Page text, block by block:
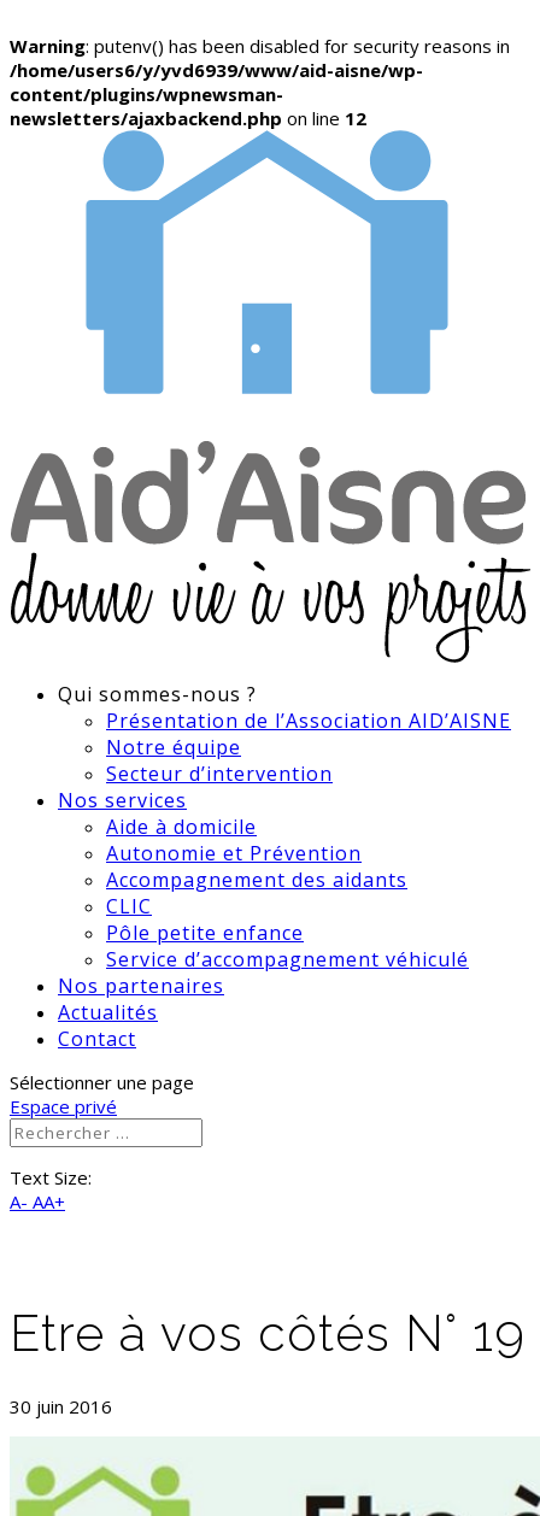
Warning: putenv() has been disabled for security reasons in
/home/users6/y/yvd6939/www/aid-aisne/wp-
content/plugins/wpnewsman-
newsletters/ajaxbackend.php on line 12
Qui sommes-nous ?
Présentation de l’Association AID’AISNE
Notre équipe
Secteur d’intervention
Nos services
Aide à domicile
Autonomie et Prévention
Accompagnement des aidants
CLIC
Pôle petite enfance
Service d’accompagnement véhiculé
Nos partenaires
Actualités
Contact
Sélectionner une page
Espace privé
Text Size:
A- AA+
Etre à vos côtés N° 19
30 juin 2016